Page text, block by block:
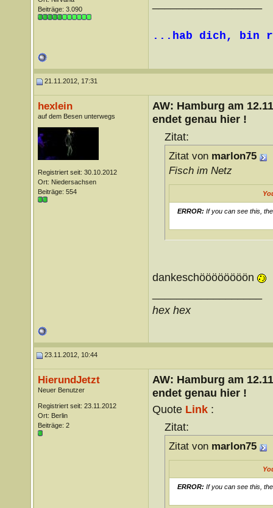
Beiträge: 3.090
...hab dich, bin
21.11.2012, 17:31
hexlein
auf dem Besen unterwegs
Registriert seit: 30.10.2012
Ort: Niedersachsen
Beiträge: 554
AW: Hamburg am
endet genau hier !
Zitat:
Zitat von marlon75
Fisch im Netz
ERROR: If you can see this,
dankeschöööööööön
hex hex
23.11.2012, 10:44
HierundJetzt
Neuer Benutzer
Registriert seit: 23.11.2012
Ort: Berlin
Beiträge: 2
AW: Hamburg am
endet genau hier !
Quote Link:
Zitat:
Zitat von marlon75
ERROR: If you can see this,